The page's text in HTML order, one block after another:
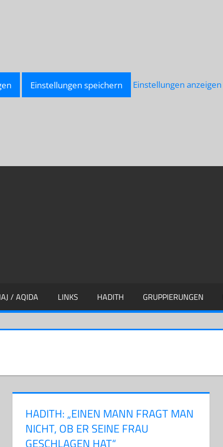
Einstellungen speichern Einstellungen anzeigen
/ AQIDA LINKS HADITH GRUPPIERUNGEN
HADITH: „EINEN MANN FRAGT MAN
NICHT, OB ER SEINE FRAU